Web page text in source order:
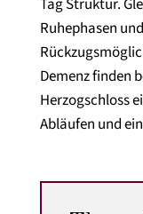
Tag Struktur.
Ruhephasen
Demenz finden
Herzogschloss
Abläufen und